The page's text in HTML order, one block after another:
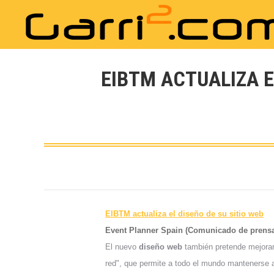
EIBTM ACTUALIZA
EIBTM actualiza el diseño de su sitio web
Event Planner Spain (Comunicado de
El nuevo diseño web también pretende
red", que permite a todo el mundo